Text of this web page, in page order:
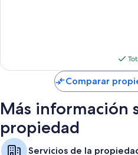
Comparar
Más información
propiedad
Servicios de la